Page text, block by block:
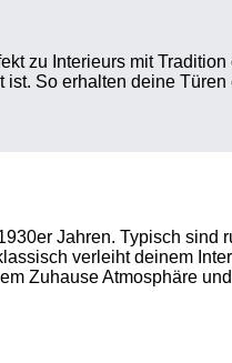
zu Interieurs mit
So erhalten deine
Jahren. Typisch sind
verleiht deinem
Zuhause Atmosphäre